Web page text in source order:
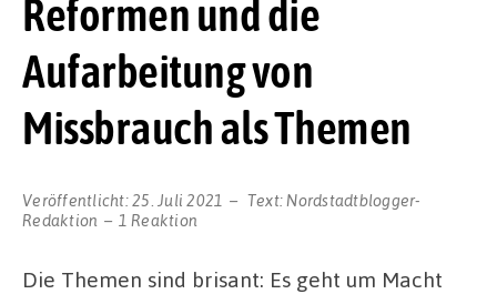
Reformen und die
Aufarbeitung von
Missbrauch als Themen
Veröffentlicht:25. Juli 2021 Text: Nordstadtblogger-
Redaktion
1 Reaktion
Die Themen sind brisant: Es geht um Macht